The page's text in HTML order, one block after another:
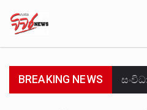
BREAKING NEWS